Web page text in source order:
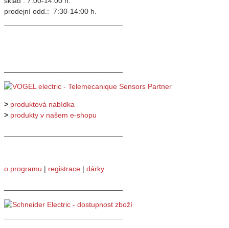
prodejní odd.: 7:30-14:00 h.
> produktová nabídka
> produkty v našem e-shopu
o programu | registrace | dárky